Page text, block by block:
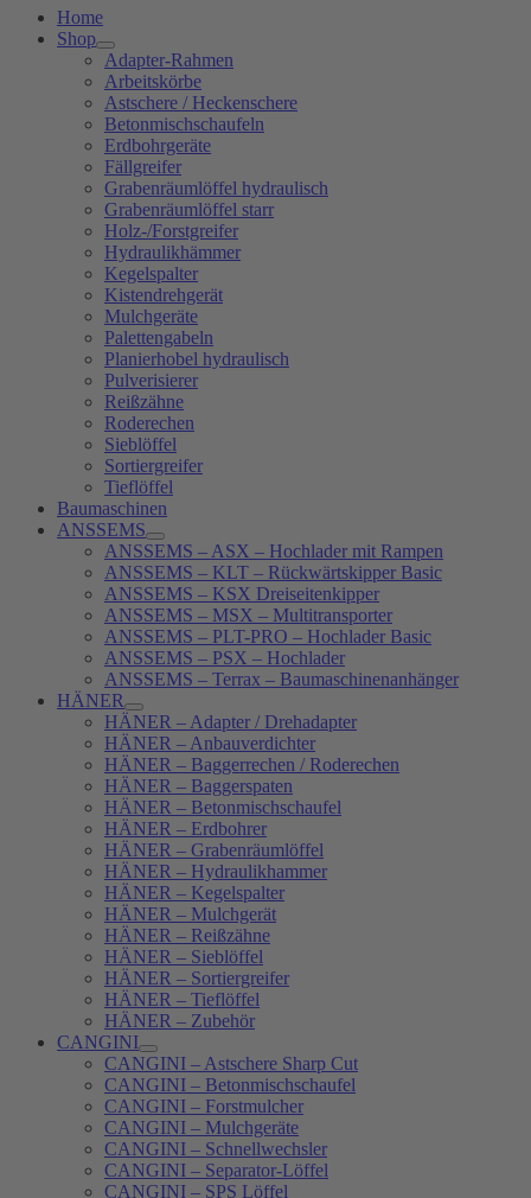
Home
Shop
Adapter-Rahmen
Arbeitskörbe
Astschere / Heckenschere
Betonmischschaufeln
Erdbohrgeräte
Fällgreifer
Grabenräumlöffel hydraulisch
Grabenräumlöffel starr
Holz-/Forstgreifer
Hydraulikhämmer
Kegelspalter
Kistendrehgerät
Mulchgeräte
Palettengabeln
Planierhobel hydraulisch
Pulverisierer
Reißzähne
Roderechen
Sieblöffel
Sortiergreifer
Tieflöffel
Baumaschinen
ANSSEMS
ANSSEMS – ASX – Hochlader mit Rampen
ANSSEMS – KLT – Rückwärtskipper Basic
ANSSEMS – KSX Dreiseitenkipper
ANSSEMS – MSX – Multitransporter
ANSSEMS – PLT-PRO – Hochlader Basic
ANSSEMS – PSX – Hochlader
ANSSEMS – Terrax – Baumaschinenanhänger
HÄNER
HÄNER – Adapter / Drehadapter
HÄNER – Anbauverdichter
HÄNER – Baggerrechen / Roderechen
HÄNER – Baggerspaten
HÄNER – Betonmischschaufel
HÄNER – Erdbohrer
HÄNER – Grabenräumlöffel
HÄNER – Hydraulikhammer
HÄNER – Kegelspalter
HÄNER – Mulchgerät
HÄNER – Reißzähne
HÄNER – Sieblöffel
HÄNER – Sortiergreifer
HÄNER – Tieflöffel
HÄNER – Zubehör
CANGINI
CANGINI – Astschere Sharp Cut
CANGINI – Betonmischschaufel
CANGINI – Forstmulcher
CANGINI – Mulchgeräte
CANGINI – Schnellwechsler
CANGINI – Separator-Löffel
CANGINI – SPS Löffel